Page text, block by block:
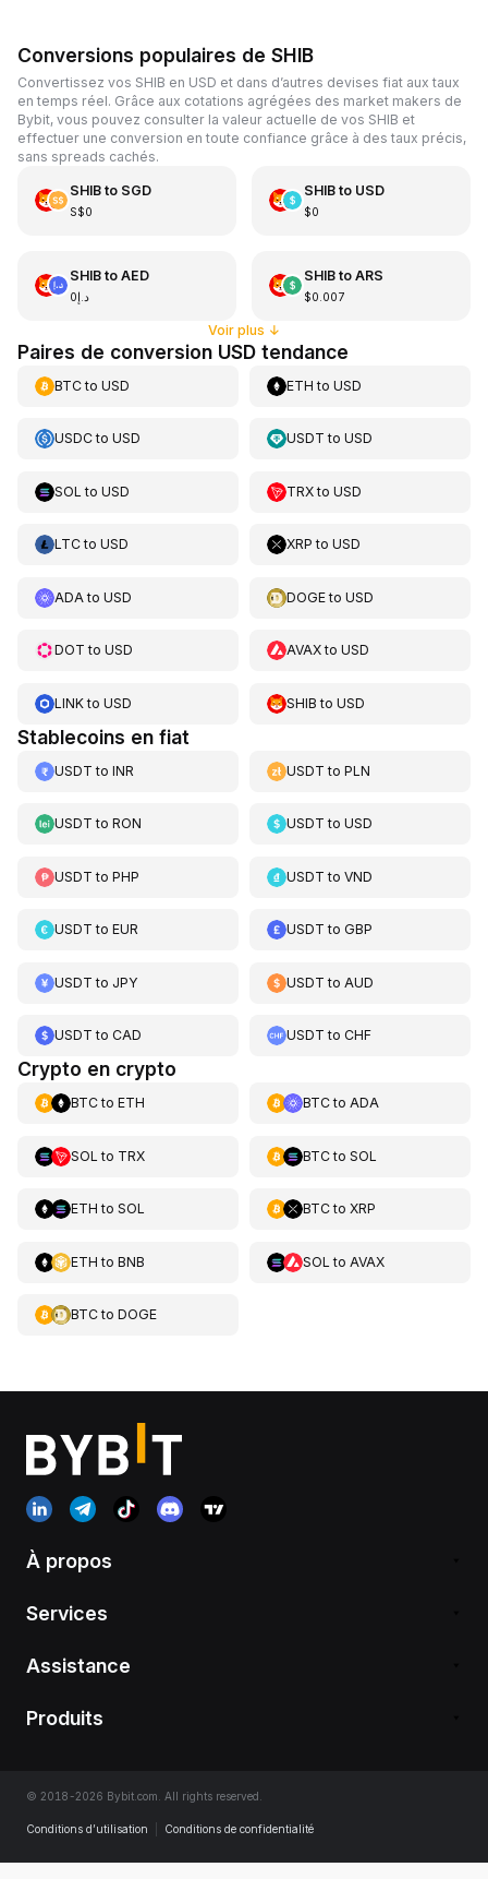
Conversions populaires de SHIB
Convertissez vos SHIB en USD et dans d’autres devises fiat aux taux
en temps réel. Grâce aux cotations agrégées des market makers de
Bybit, vous pouvez consulter la valeur actuelle de vos SHIB et
effectuer une conversion en toute confiance grâce à des taux précis,
sans spreads cachés.
SHIBto SGD
S$0
SHIBto USD
$0
SHIBto AED
د.إ0
SHIBto ARS
$0.007
Voir plus ↓
Paires de conversion USD tendance
BTCto USD ETH toUSD
USDCto USD USDT toUSD
SOL to USD TRXtoUSD
LTCto USD XRP toUSD
ADA to USD DOGEtoUSD
DOT to USD AVAXtoUSD
LINKto USD SHIB toUSD
Stablecoins en fiat
USDT to INR USDT toPLN
USDT to RON USDT toUSD
USDT to PHP USDT toVND
USDT to EUR USDT toGBP
USDT to JPY USDT to AUD
USDT to CAD USDT toCHF
Crypto en crypto
BTCto ETH BTCto ADA
SOL to TRX BTCto SOL
ETH to SOL BTCto XRP
ETH to BNB SOL to AVAX
BTCto DOGE
À propos
Services
Assistance
Produits
© 2018-2026 Bybit.com. All rights reserved.
Conditions d’utilisation Conditions de confidentialité